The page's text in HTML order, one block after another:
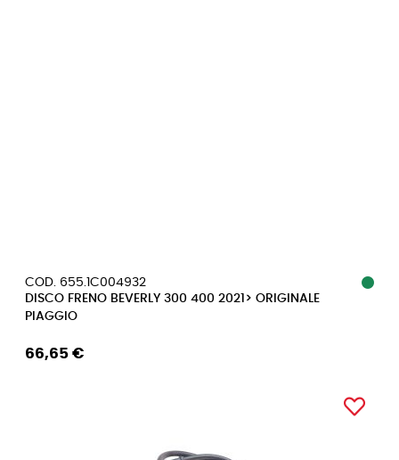
COD. 655.1C004932
DISCO FRENO BEVERLY 300 400 2021> ORIGINALE
PIAGGIO
66,65 €